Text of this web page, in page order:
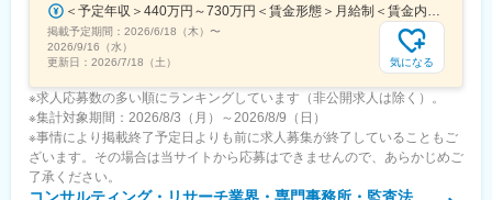
＜予定年収＞440万円～730万円＜賃金形態＞月給制＜賃金内訳＞月額（基本給）：291,800円～487,000円＜月給＞291,800円～487,000円＜昇給有無＞有＜残業手当＞有＜給与補足＞※上記想定年収には賞与3ヶ月分を含みます。金額は目安の金額であり、これまでのご経験・スキル・現年収等を総合的に考慮し決定いたします。■昇給：年1回■賞与：3ヶ月分（前年度実績）賃金はあくまでも目安の金額であり、選考を通じて上下する可能性があります。月給(月額)は固定手当を含めた表記です。
掲載予定期間： 2026/6/18（木） 〜
2026/9/16（水）
更新日： 2026/7/18（土） 気になる
※求人応募数の多い順にランキングしています（非公開求人は除く）。
※集計対象期間：2026/8/3（月）～2026/8/9（日）
※事情により掲載終了予定日よりも前に求人募集が終了していることもご
ざいます。その場合は当サイトから応募はできませんので、あらかじめご
了承ください。